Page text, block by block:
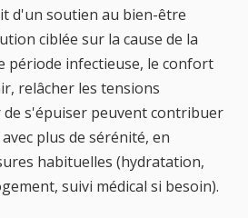
d'un soutien au bien-être
ciblée sur la cause de la
période infectieuse, le confort
relâcher les tensions
de s'épuiser peuvent contribuer
plus de sérénité, en
habituelles (hydratation,
suivi médical si besoin).